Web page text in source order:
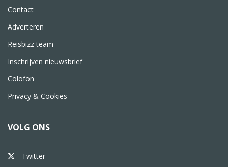
Contact
Adverteren
Reisbizz team
Inschrijven nieuwsbrief
Colofon
Privacy & Cookies
VOLG ONS
Twitter